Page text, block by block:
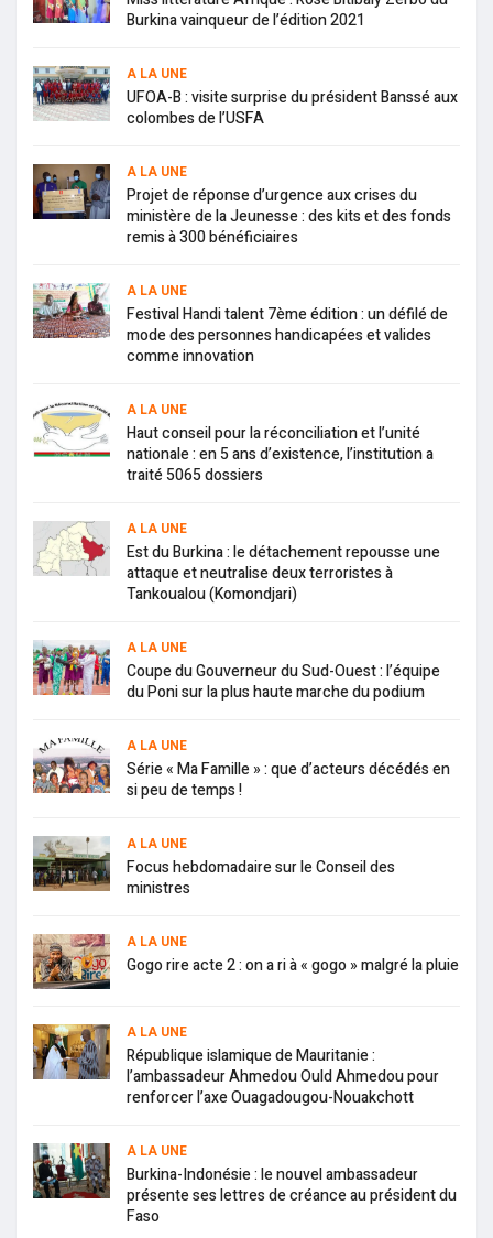
Burkina vainqueur de l’édition 2021
A LA UNE
UFOA-B : visite surprise du président Banssé aux
colombes de l’USFA
A LA UNE
Projet de réponse d’urgence aux crises du
ministère de la Jeunesse : des kits et des fonds
remis à 300 bénéficiaires
A LA UNE
Festival Handi talent 7ème édition : un défilé de
mode des personnes handicapées et valides
comme innovation
A LA UNE
Haut conseil pour la réconciliation et l’unité
nationale : en 5 ans d’existence, l’institution a
traité 5065 dossiers
A LA UNE
Est du Burkina : le détachement repousse une
attaque et neutralise deux terroristes à
Tankoualou (Komondjari)
A LA UNE
Coupe du Gouverneur du Sud-Ouest : l’équipe
du Poni sur la plus haute marche du podium
A LA UNE
Série « Ma Famille » : que d’acteurs décédés en
si peu de temps !
A LA UNE
Focus hebdomadaire sur le Conseil des
ministres
A LA UNE
Gogo rire acte 2 : on a ri à « gogo » malgré la pluie
A LA UNE
République islamique de Mauritanie :
l’ambassadeur Ahmedou Ould Ahmedou pour
renforcer l’axe Ouagadougou-Nouakchott
A LA UNE
Burkina-Indonésie : le nouvel ambassadeur
présente ses lettres de créance au président du
Faso